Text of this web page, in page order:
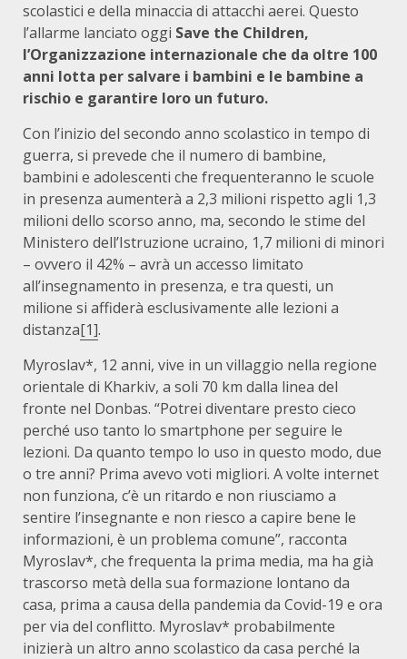
scolastici e della minaccia di attacchi aerei. Questo
l’allarme lanciato oggi Save the Children,
l’Organizzazione internazionale che da oltre 100
anni lotta per salvare i bambini e le bambine a
rischio e garantire loro un futuro.
Con l’inizio del secondo anno scolastico in tempo di
guerra, si prevede che il numero di bambine,
bambini e adolescenti che frequenteranno le scuole
in presenza aumenterà a 2,3 milioni rispetto agli 1,3
milioni dello scorso anno, ma, secondo le stime del
Ministero dell’Istruzione ucraino, 1,7 milioni di minori
– ovvero il 42% – avrà un accesso limitato
all’insegnamento in presenza, e tra questi, un
milione si affiderà esclusivamente alle lezioni a
distanza[1].
Myroslav*, 12 anni, vive in un villaggio nella regione
orientale di Kharkiv, a soli 70 km dalla linea del
fronte nel Donbas. “Potrei diventare presto cieco
perché uso tanto lo smartphone per seguire le
lezioni. Da quanto tempo lo uso in questo modo, due
o tre anni? Prima avevo voti migliori. A volte internet
non funziona, c’è un ritardo e non riusciamo a
sentire l’insegnante e non riesco a capire bene le
informazioni, è un problema comune”, racconta
Myroslav*, che frequenta la prima media, ma ha già
trascorso metà della sua formazione lontano da
casa, prima a causa della pandemia da Covid-19 e ora
per via del conflitto. Myroslav* probabilmente
inizierà un altro anno scolastico da casa perché la